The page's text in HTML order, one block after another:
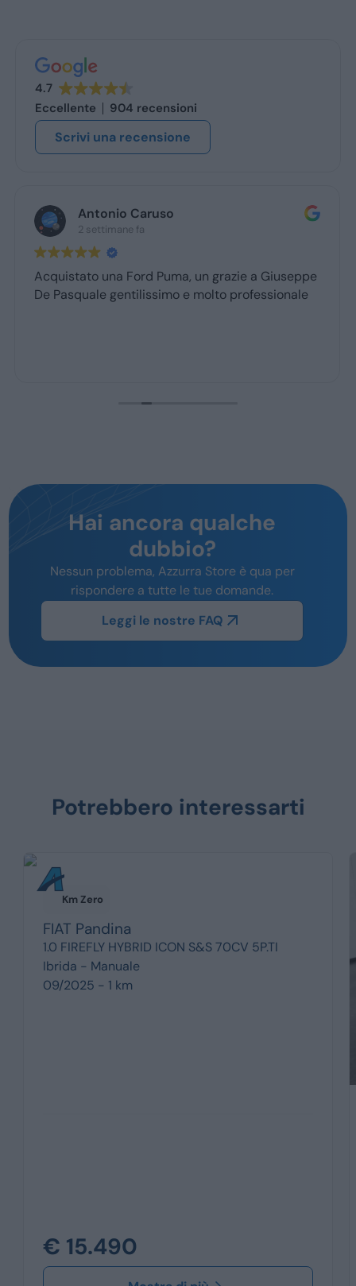
4.7
Eccellente
904 recensioni
Scrivi una recensione
Antonio Caruso
2 settimane fa
Acquistato una Ford Puma, un grazie a Giuseppe
De Pasquale gentilissimo e molto professionale
Hai ancora qualche
dubbio?
Nessun problema, Azzurra Store è qua per
rispondere a tutte le tue domande.
Leggi le nostre FAQ
Potrebbero interessarti
Km Zero
FIAT Pandina
1.0 FIREFLY HYBRID ICON S&S 70CV 5P.TI
Ibrida - Manuale
09/2025 - 1 km
€ 15.490